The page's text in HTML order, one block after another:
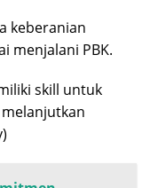
keberanian
menjalani PBK.
skill untuk